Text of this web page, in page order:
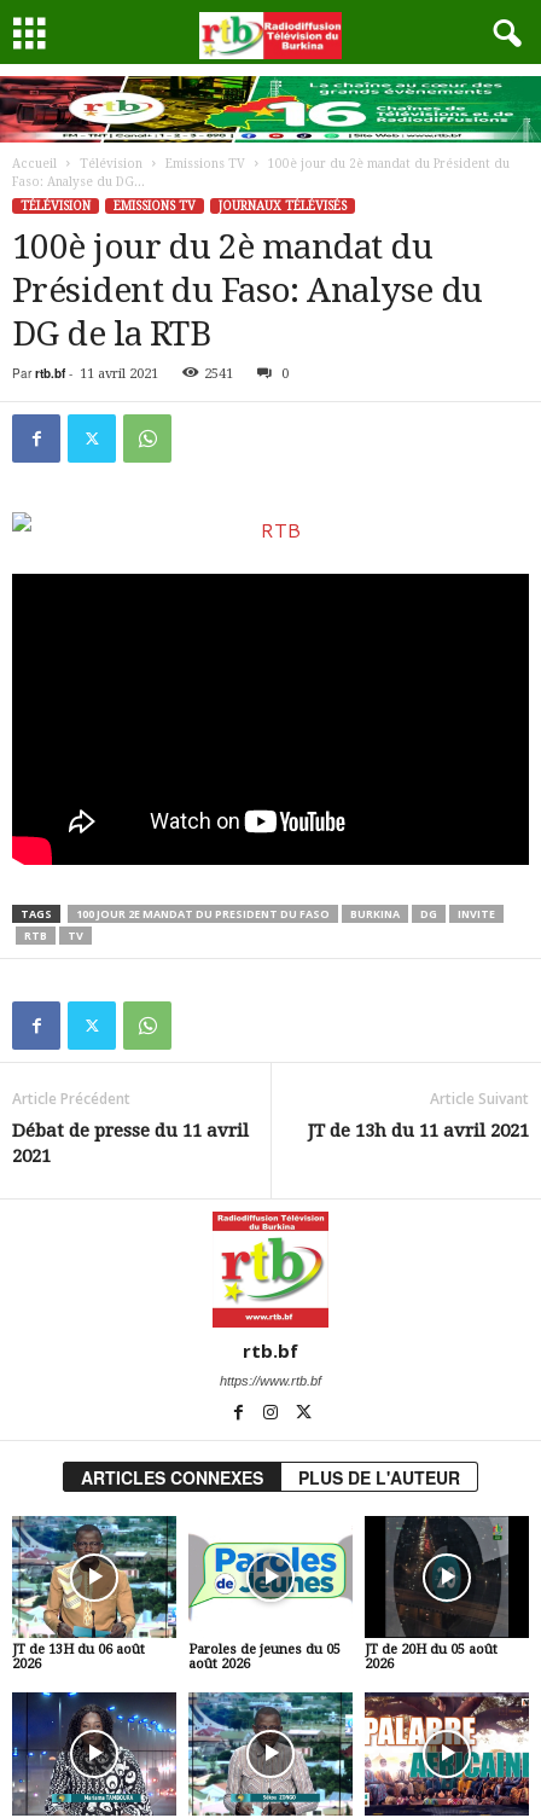
Accueil Télévision Emissions TV
100è jour du 2è mandat du Président du
Faso: Analyse du DG...
TÉLÉVISION
EMISSIONS TV JOURNAUX TÉLÉVISÉS
100è jour du 2è mandat du
Président du Faso: Analyse du
DG de la RTB
Par rtb.bf- 11 avril 2021 2541 0
TAGS 100 JOUR 2E MANDAT DU PRESIDENT DU FASO BURKINA DG
INVITE
RTB
TV
Article Précédent
Débat de presse du 11 avril
2021
Article Suivant
JT de 13h du 11 avril 2021
rtb.bf
https://www.rtb.bf
ARTICLES CONNEXES PLUS DE L'AUTEUR
JT de 13H du 06 août
2026
Paroles de jeunes du 05
août 2026
JT de 20H du 05 août
2026